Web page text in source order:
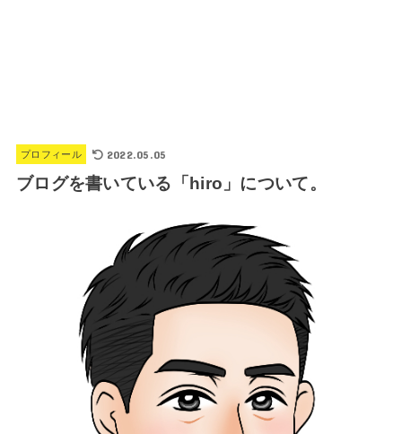
プロフィール 2022.05.05
ブログを書いている「hiro」について。